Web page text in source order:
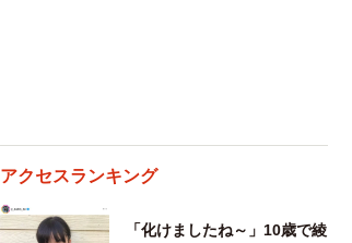
アクセスランキング
「化けましたね～」10歳で綾